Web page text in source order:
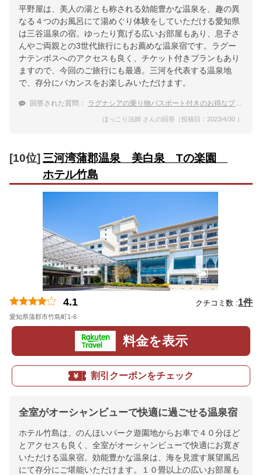
平野屋は、美人の湯とも称される効能豊かな温泉を、趣の異
なる４つのお風呂にて湯めぐり体験をしていただける愛知県
は三谷温泉の宿。ゆったり寛げる広いお部屋もあり、息子さ
んやご両親との3世代旅行にもお薦めな温泉宿です。ラグー
ナテンボスへのアクセスも良く、チケット付きプランもあり
ますので、今回のご旅行にも最適。三河を代表する温泉地
で、存分にバカンスをお楽しみいただけます。
回答された質問： ラグナシアの乗り物パスポート付きのお得なプランのある温泉宿を教えてください
ほっこり法師 さんの回答（投稿日：2023/4/30 ）
[10位] 三河湾蒲郡温泉 美白泉 Tの楽園
ホテル竹島
4.1 クチコミ数 :1件
愛知県蒲郡市竹島町1-6
料金を表示
割引クーポンをチェック
全室がオーシャンビューで快適に過ごせる温泉宿
ホテル竹島は、のんほいパーク遊園地からお車で４０分ほど
とアクセスも良く、全室がオーシャンビューで快適にお寛ぎ
いただける温泉宿。効能豊かな温泉は、海を見渡す展望風呂
にて存分にご堪能いただけます。１０畳以上の広いお部屋も